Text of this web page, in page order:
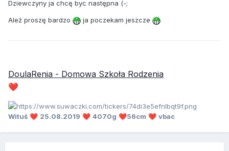
Dziewczyny ja chcę byc następna (-;
Ależ proszę bardzo ja poczekam jeszcze
DoulaRenia - Domowa Szkoła Rodzenia
❤️
Wituś ❤️ 25.08.2019 ❤️ 4070g ❤️56cm ❤️ vbac